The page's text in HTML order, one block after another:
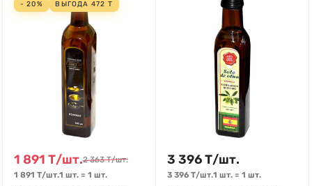
- 20% ВЫГОДА 472 Т
1 891 Т/шт.2 363 Т/шт.
1 891 Т/шт.1 шт. = 1 шт.
3 396Т/шт.
3 396 Т/шт.1 шт. = 1 шт.